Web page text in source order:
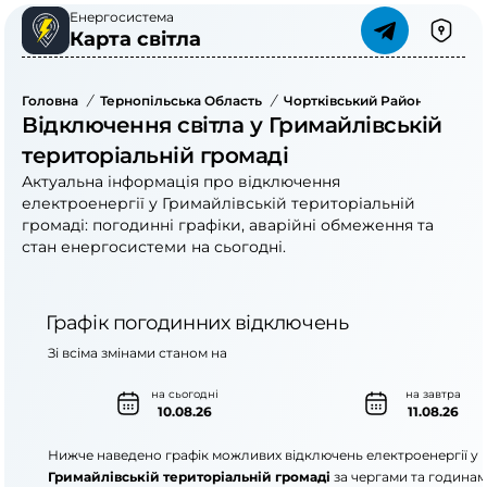
Енергосистема
Карта світла
Головна / Тернопільська Область / Чортківський Район
Відключення світла у Гримайлівській
територіальній громаді
Актуальна інформація про відключення
електроенергії у Гримайлівській територіальній
громаді: погодинні графіки, аварійні обмеження та
стан енергосистеми на сьогодні.
Графік погодинних відключень
на сьогодні
10.08.26
на завтра
11.08.26
Зі всіма змінами станом на
Нижче наведено графік можливих відключень електроенергії у
Гримайлівській територіальній громаді за чергами та